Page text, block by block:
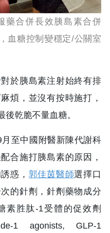
藥合併長效胰島素合併
血糖控制變穩定/公關室
於胰島素注射始終有排
煩，並沒有按時施打，
後乾脆不量血糖。
至中國附醫新陳代謝科
合施打胰島素的原因，
惑， 郭佳茵醫師選擇口
的針劑，針劑藥物成分
素胜肽-1受體的促效劑
1 agonists, GLP-1